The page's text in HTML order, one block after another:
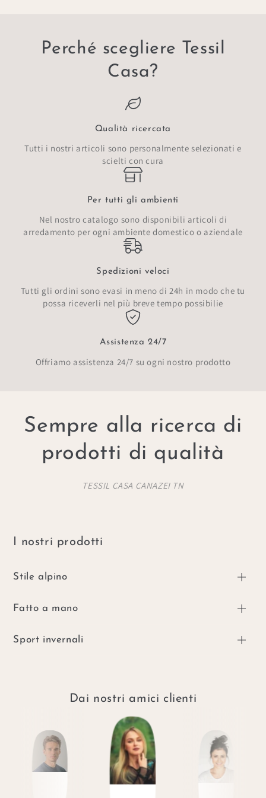
Perché scegliere Tessil
Casa?
Qualità ricercata
Tutti i nostri articoli sono personalmente selezionati e
scielti con cura
Per tutti gli ambienti
Nel nostro catalogo sono disponibili articoli di
arredamento per ogni ambiente domestico o aziendale
Spedizioni veloci
Tutti gli ordini sono evasi in meno di 24h in modo che tu
possa riceverli nel più breve tempo possibilie
Assistenza 24/7
Offriamo assistenza 24/7 su ogni nostro prodotto
Sempre alla ricerca di
prodotti di qualità
TESSIL CASA CANAZEI TN
I nostri prodotti
Stile alpino
Fatto a mano
Sport invernali
Dai nostri amici clienti